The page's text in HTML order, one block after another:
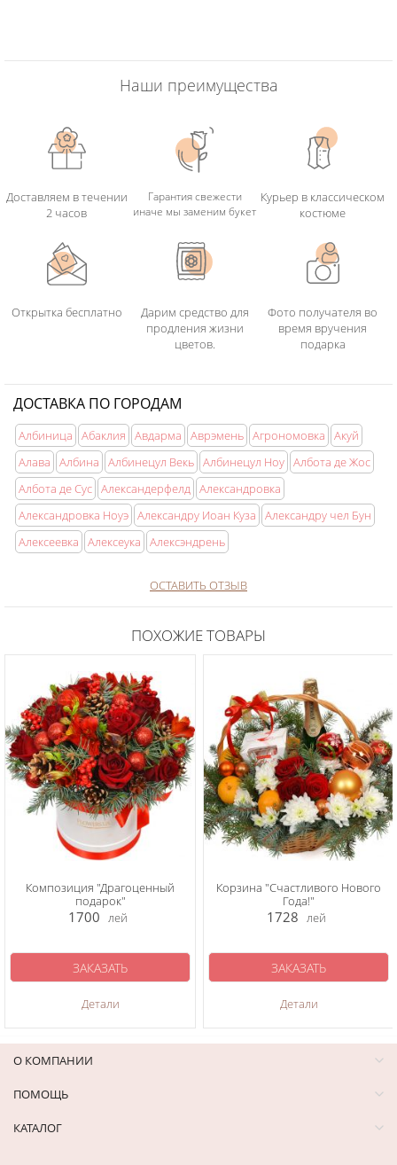
Наши преимущества
Доставляем в течении
2 часов
Гарантия свежести
иначе мы заменим букет
Курьер в классическом
костюме
Открытка бесплатно
Дарим средство для
продления жизни
цветов.
Фото получателя во
время вручения
подарка
ДОСТАВКА ПО ГОРОДАМ
Албиница Абаклия Авдарма Аврэмень Агрономовка
Акуй
Алава
Албина Албинецул Векь Албинецул Ноу Албота де Жос
Албота де Сус Александерфелд Александровка
Александровка Ноуэ Александру Иоан Куза
Александру чел Бун
Алексеевка
Алексеука Алексэндрень
ОСТАВИТЬ ОТЗЫВ
ПОХОЖИЕ ТОВАРЫ
Композиция "Драгоценный
подарок"
1700 лей
Детали
ЗАКАЗАТЬ
Корзина "Счастливого Нового
Года!"
1728 лей
Детали
ЗАКАЗАТЬ
О КОМПАНИИ
ПОМОЩЬ
КАТАЛОГ